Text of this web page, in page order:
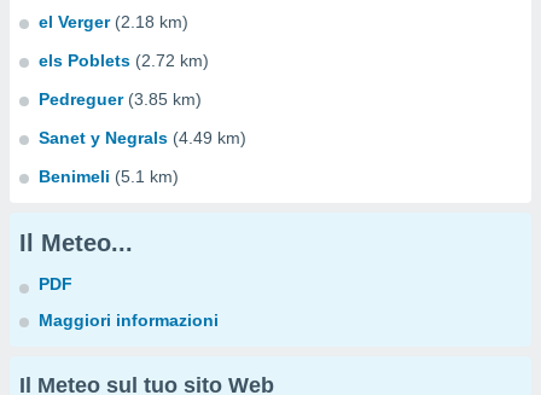
el Verger (2.18 km)
els Poblets (2.72 km)
Pedreguer (3.85 km)
Sanet y Negrals (4.49 km)
Benimeli (5.1 km)
Il Meteo...
PDF
Maggiori informazioni
Il Meteo sul tuo sito Web